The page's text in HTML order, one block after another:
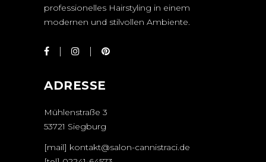
professionelles Hairstyling in einem
modernen und stilvollen Ambiente.
ADRESSE
Mühlenstraße 3
53721 Siegburg
[mail] kontakt@salon-cannistraci.de